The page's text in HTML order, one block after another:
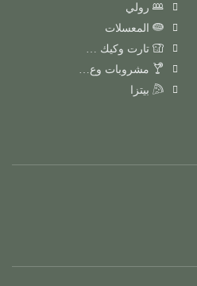
رولي
المعسلات
تارت وكيك …
مشروبات وع…
بيتزا